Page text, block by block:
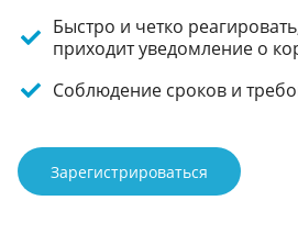
Быстро и четко
приходит уведомление о
Соблюдение сроков и
Зарегистрироваться